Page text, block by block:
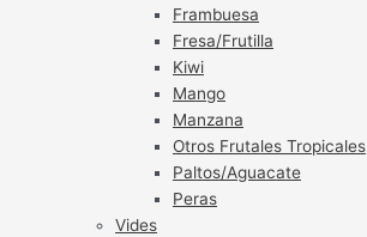
Frambuesa
Fresa/Frutilla
Kiwi
Mango
Manzana
Otros Frutales Tropicales
Paltos/Aguacate
Peras
Vides